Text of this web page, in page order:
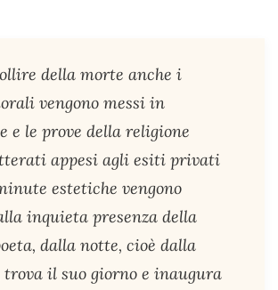
della morte anche i
vengono messi in
e le prove della religione
appesi agli esiti privati
estetiche vengono
inquieta presenza della
dalla notte, cioè dalla
il suo giorno e inaugura